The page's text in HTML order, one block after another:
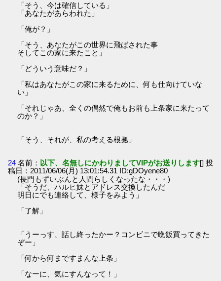
「そう、今は確信している」
「あなたがあらわれた」
「俺が？」
「そう、あなたがこの世界に飛ばされた事
そしてこの家に来たこと」
「どういう意味だ？」
「私はあなたがこの家に来るために、何も仕向けていな
い」
「それじゃあ、全くの偶然で俺もお前も上条家に来たって
のか？」
「そう、それが、私の考える根拠」
24 名前： 以下、名無しにかわりましてVIPがお送りします[] 投
稿日：2011/06/06(月) 13:01:54.31 ID:gDOyene80
(長門もずいぶんと人間らしくなったな・・・)
「そうだ、ハルヒ妹とアドレス交換したんだ
明日にでも連絡して、様子をみよう」
「了解」
「うーっす、話し終ったかー？コンビニで晩飯買ってきた
ぞー」
「何から何まですまんな上条」
「なーに、気にすんなって！」